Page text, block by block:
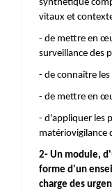
synthétique
vitaux et
- de mettre en
surveillance des
- de connaître
- de mettre en
- d'appliquer les
matériovigilance
2- Un module,
forme d'un
charge des